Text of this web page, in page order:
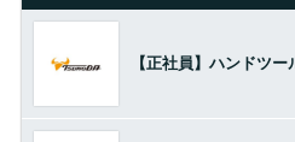
【正社員】ハンドツ